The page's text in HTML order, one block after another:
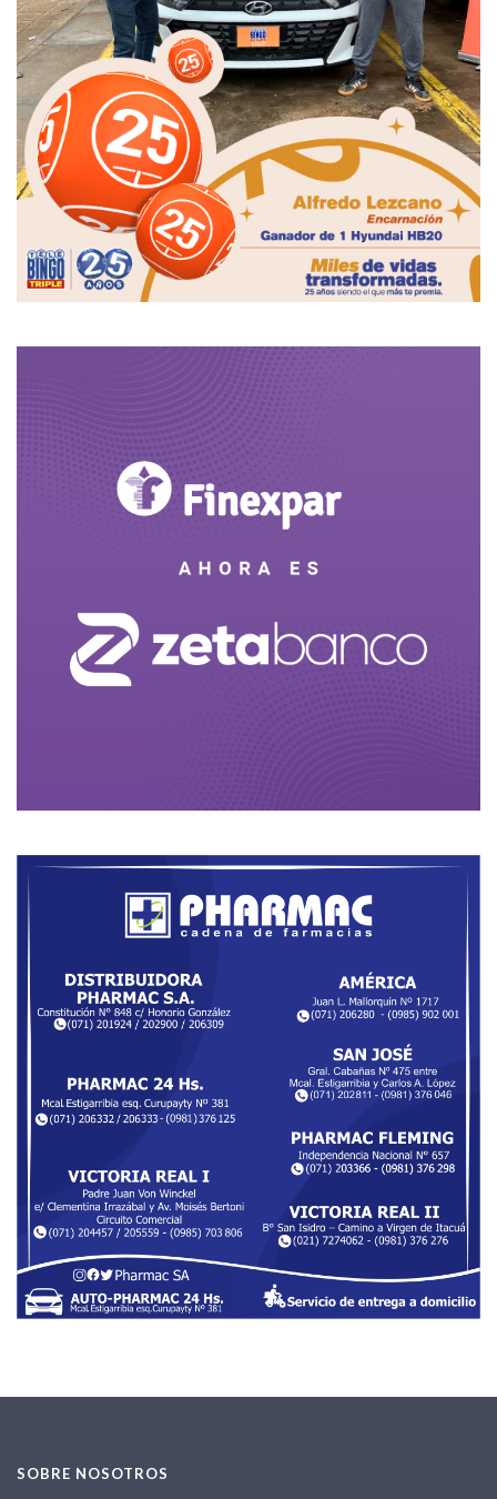
SOBRE NOSOTROS